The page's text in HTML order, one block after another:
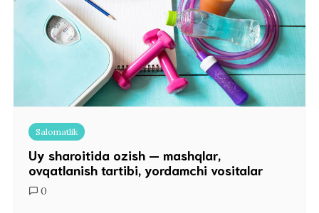
Salomatlik
Uy sharoitida ozish — mashqlar,
ovqatlanish tartibi, yordamchi vositalar
0